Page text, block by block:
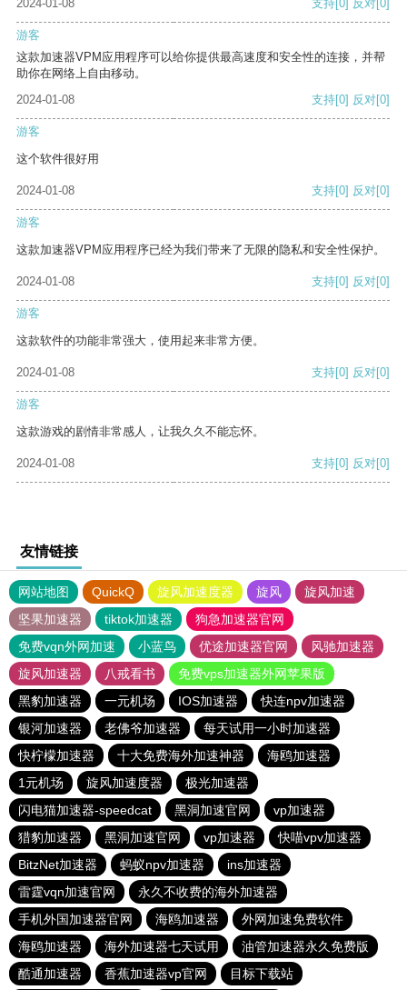
2024-01-08 支持[0] 反对[0]
游客
这款加速器VPM应用程序可以给你提供最高速度和安全性的连接，并帮
助你在网络上自由移动。
2024-01-08
支持[0] 反对[0]
游客
这个软件很好用
2024-01-08 支持[0] 反对[0]
游客
这款加速器VPM应用程序已经为我们带来了无限的隐私和安全性保护。
2024-01-08 支持[0] 反对[0]
游客
这款软件的功能非常强大，使用起来非常方便。
2024-01-08 支持[0] 反对[0]
游客
这款游戏的剧情非常感人，让我久久不能忘怀。
2024-01-08 支持[0] 反对[0]
友情链接
网站地图 QuickQ 旋风加速度器 旋风
旋风加速
坚果加速器
tiktok加速器
狗急加速器官网
免费vqn外网加速
小蓝鸟 优途加速器官网
风驰加速器
旋风加速器
八戒看书
免费vps加速器外网苹果版
黑豹加速器
一元机场 IOS加速器
快连npv加速器
银河加速器
老佛爷加速器
每天试用一小时加速器
快柠檬加速器
十大免费海外加速神器
海鸥加速器
1元机场
旋风加速度器
极光加速器
闪电猫加速器-speedcat
黑洞加速官网
vp加速器
猎豹加速器
黑洞加速官网 vp加速器
快喵vpv加速器
BitzNet加速器
蚂蚁npv加速器
ins加速器
雷霆vqn加速官网
永久不收费的海外加速器
手机外国加速器官网
海鸥加速器
外网加速免费软件
海鸥加速器
海外加速器七天试用
油管加速器永久免费版
酷通加速器
香蕉加速器vp官网 目标下载站